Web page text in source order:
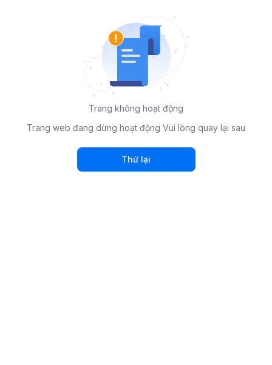
Trang không hoạt động
Trang web đang dừng hoạt động Vui lòng quay lại sau
Thử lại